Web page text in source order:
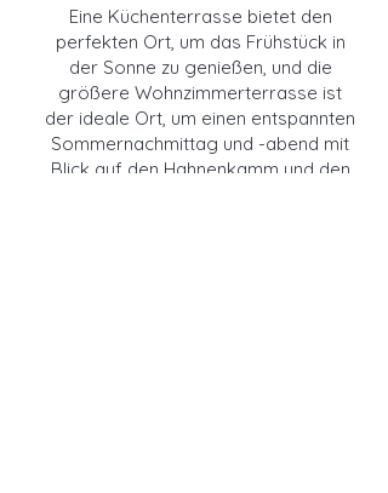
Eine Küchenterrasse bietet den
perfekten Ort, um das Frühstück in
der Sonne zu genießen, und die
größere Wohnzimmerterrasse ist
der ideale Ort, um einen entspannten
Sommernachmittag und -abend mit
Blick auf den Hahnenkamm und den